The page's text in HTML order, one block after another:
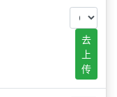
去
上
传